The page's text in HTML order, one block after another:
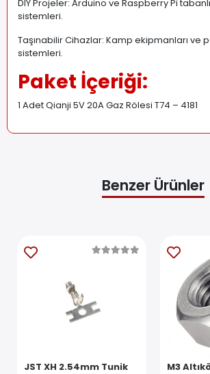
DIY Projeler: Arduino ve Raspberry Pi
sistemleri.
Taşınabilir Cihazlar: Kamp ekipmanları ve
sistemleri.
Paket İçeriği:
1 Adet Qianji 5V 20A Gaz Rölesi T74 – 4181
Benzer Ürünler
JST XH 2.54mm Tunik
M3